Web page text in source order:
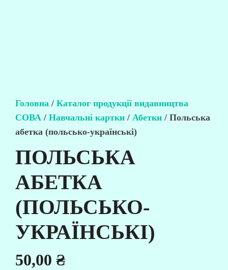
Головна / Каталог продукції видавництва
СОВА / Навчальні картки / Абетки / Польська
абетка (польсько-українські)
ПОЛЬСЬКА
АБЕТКА
(ПОЛЬСЬКО-
УКРАЇНСЬКІ)
50,00 ₴